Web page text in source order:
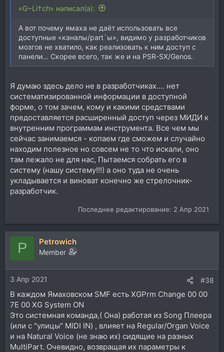
«G~Li†ch» написал(а):
А вот почему ямаха не даёт использовать все
доступные «каналы/part`ы», видимо у разработчиков
мозгов не хватило, как реализовать к ним доступ с
панели… Скорее всего, так же и на PSR-SX/Genos.
Я думаю здесь дело не в разработчиках.... нет
систематизированной информации в доступной
форме, о том зачем, кому и какими средствами
предоставляется расширенный доступ через МИДИ к
внутренним программам инструмента. Все чем мы
сейчас занимаемся - копаем где сможем и случайно
находим полезное но совсем не то что искали, оно
там лежало не для нас, Пытаемся собрать его в
систему (нашу систему!!!) а оно туда не очень
укладывается и виноват конечно же стрелочник-
разработчик.
Последнее редактирование: 2 Апр 2021
P Petrowich
Member
3 Апр 2021 #38
В каждом Ямаховском SMF есть XGPrm Change 00 00
7E 00 XG System ON
Это системная команда,( Она) работая из Song Плеера
(или с "улицы" MIDI IN) , влияет на Regular/Organ Voice
и на Natural Voice (не знаю их) сидящие на разных
MultiPart. Очевидно, возвращая их параметры к